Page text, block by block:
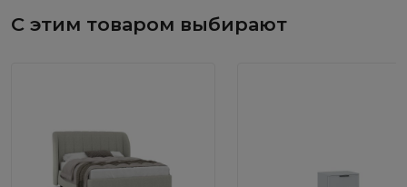
С этим товаром выбирают